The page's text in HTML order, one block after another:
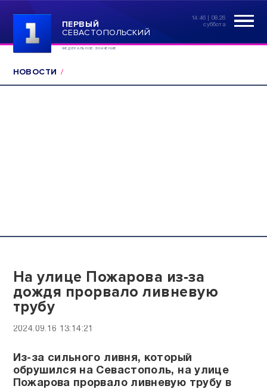
ПЕРВЫЙ
СЕВАСТОПОЛЬСКИЙ
ФЕДЕРАЛЬНОЕ ЗНАЧЕНИЕ
14:46 | 08.26
суббота
НОВОСТИ
На улице Пожарова из-за
дождя прорвало ливневую
трубу
2024.09.16 13:14:21
Из-за сильного ливня, который
обрушился на Севастополь, на улице
Пожарова прорвало ливневую трубу в